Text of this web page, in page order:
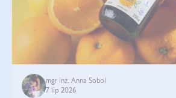
mgr inż. Anna Sobol
7 lip 2026